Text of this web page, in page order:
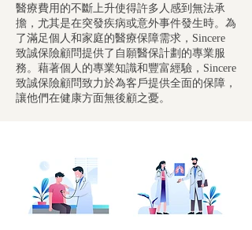
醫療費用的不斷上升使得許多人感到無法承
擔，尤其是在突發疾病或意外事件發生時。為
了滿足個人和家庭的醫療保障需求，Sincere
致誠保險顧問提供了自願醫保計劃的專業服
務。藉著個人的專業知識和豐富經驗，Sincere
致誠保險顧問致力於為客戶提供全面的保障，
讓他們在健康方面無後顧之憂。